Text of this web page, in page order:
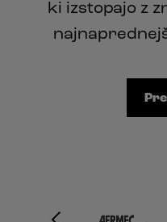
ki izstopajo z